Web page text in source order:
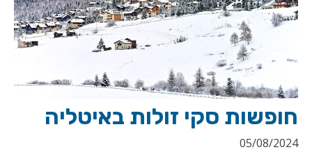
חופשות סקי זולות באיטליה
05/08/2024